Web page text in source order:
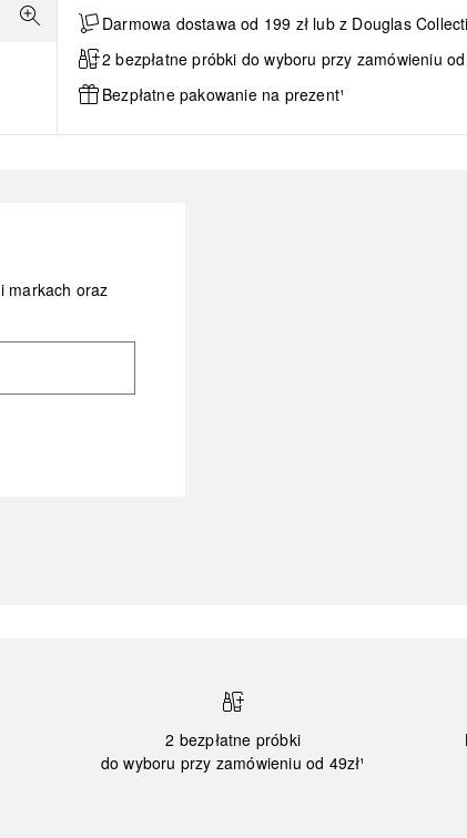
Darmowa dostawa od 199 zł lub z Douglas
2 bezpłatne próbki do wyboru przy zamówieniu od
Bezpłatne pakowanie na prezent¹
markach oraz
2 bezpłatne próbki
do wyboru przy zamówieniu od 49zł¹